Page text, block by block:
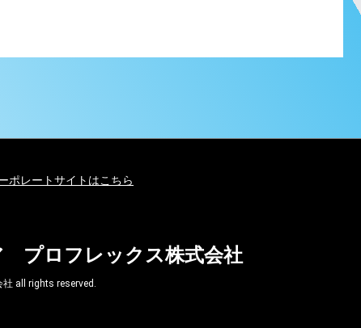
ポレートサイトはこちら
プロフレックス株式会社
all rights reserved.